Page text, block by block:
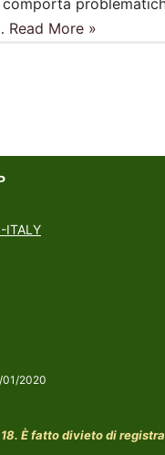
Read More »
ITALY
01/2020
È fatto divieto di